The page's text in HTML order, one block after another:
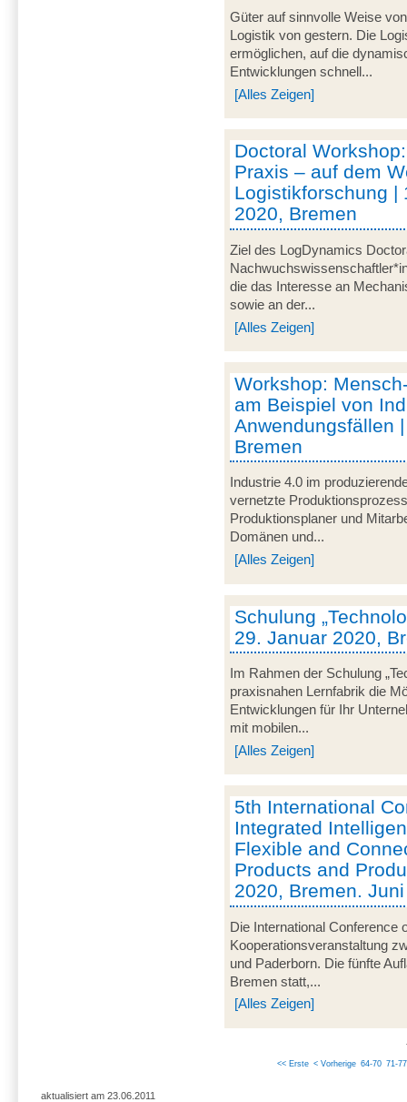
Güter auf sinnvolle Weise
Logistik von gestern. Die
ermöglichen, auf die
Entwicklungen schnell...
[Alles Zeigen]
Doctoral
Praxis – auf dem
Logistikforschung |
2020, Bremen
Ziel des LogDynamics
die das Interesse an
sowie an der...
[Alles Zeigen]
Workshop:
am Beispiel von
Anwendungsfällen
Bremen
Industrie 4.0 im
vernetzte
Produktionsplaner und
Domänen und...
[Alles Zeigen]
Schulung
29. Januar 2020,
Im Rahmen der Schulung
praxisnahen Lernfabrik die
Entwicklungen für Ihr
mit mobilen...
[Alles Zeigen]
5th International
Integrated
Flexible and
Products and
2020, Bremen.
Die International Conference
Kooperationsveranstaltung
und Paderborn. Die fünfte
Bremen statt,...
[Alles Zeigen]
<< Erste < Vorherige 64-70 71-77
aktualisiert am 23.06.2011